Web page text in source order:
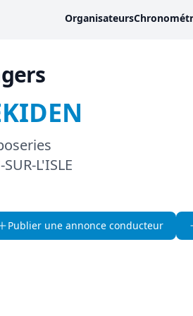
Organisateurs
L'ISLE
Publier une annonce conducteur